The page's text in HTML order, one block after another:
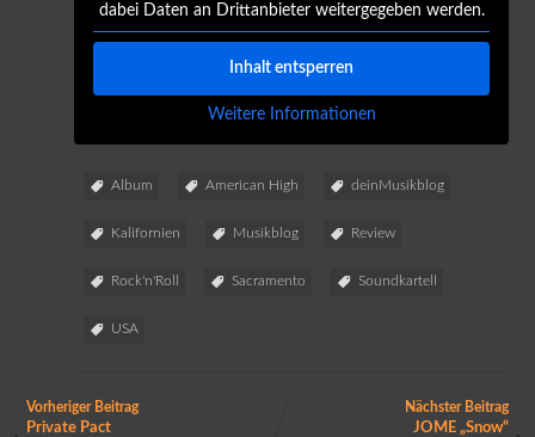
dabei Daten an Drittanbieter weitergegeben werden.
Inhalt entsperren
Weitere Informationen
Album American High deinMusikblog
Kalifornien Musikblog Review
Rock'n'Roll Sacramento Soundkartell
USA
Vorheriger Beitrag
Private Pact
Nächster Beitrag
JOME „Snow“